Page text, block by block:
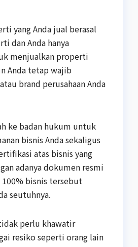
yang Anda jual berasal
dan Anda hanya
menjualkan properti
Anda tetap wajib
brand perusahaan Anda
ke badan hukum untuk
bisnis Anda sekaligus
atas bisnis yang
adanya dokumen resmi
bisnis tersebut
seutuhnya.
perlu khawatir
resiko seperti orang lain